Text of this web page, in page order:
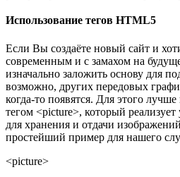
Использование тегов HTML5
Если Вы создаёте новый сайт и
современным и с замахом на
изначально заложить основу для
возможно, других передовых
когда-то появятся. Для этого лучше
тегом <picture>, который
для хранения и отдачи
простейший пример для нашего
<picture>